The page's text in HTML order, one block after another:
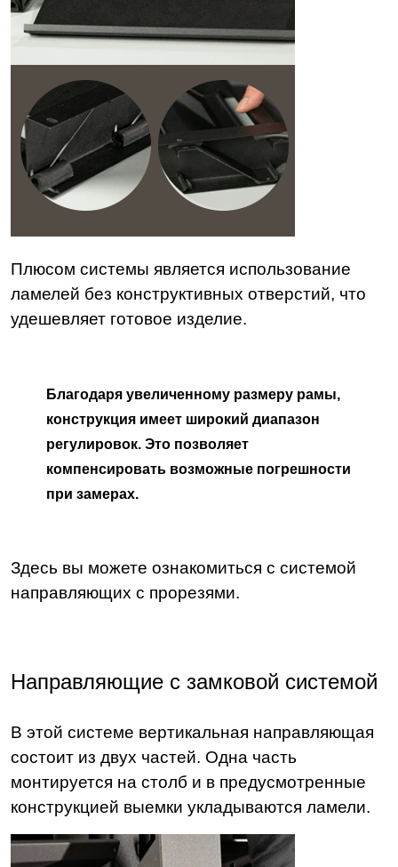
Плюсом системы является использование
ламелей без конструктивных отверстий, что
удешевляет готовое изделие.
Благодаря увеличенному размеру рамы,
конструкция имеет широкий диапазон
регулировок. Это позволяет
компенсировать возможные погрешности
при замерах.
Здесь вы можете ознакомиться с системой
направляющих с прорезями.
Направляющие с замковой системой
В этой системе вертикальная направляющая
состоит из двух частей. Одна часть
монтируется на столб и в предусмотренные
конструкцией выемки укладываются ламели.